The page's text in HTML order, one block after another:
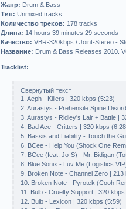
Жанр: Drum & Bass
Тип: Unmixed tracks
Количество треков: 178 tracks
Длина: 14 hours 39 minutes 29 seconds
Качество: VBR-320kbps / Joint-Stereo -
Название: Drum & Bass Releases 2010.
Tracklist:
Свернутый текст
1. Aeph - Killers | 320 kbps (5:23)
2. Aurastys - Prehensile Spine
3. Aurastys - Ridley's Lair + Battle |
4. Bad Ace - Critters | 320 kbps
5. Bassis and Liability - Touch the
6. BCee - Help You (Shock One
7. BCee (feat. Jo-S) - Mr. Bidigan
8. Blue Sonix - Luv Me (Logistics
9. Broken Note - Channel Zero | 213
10. Broken Note - Pyrotek (Cooh
11. Bulb - Cruelty Support | 320
12. Bulb - Lexicon | 320 kbps (5:59)